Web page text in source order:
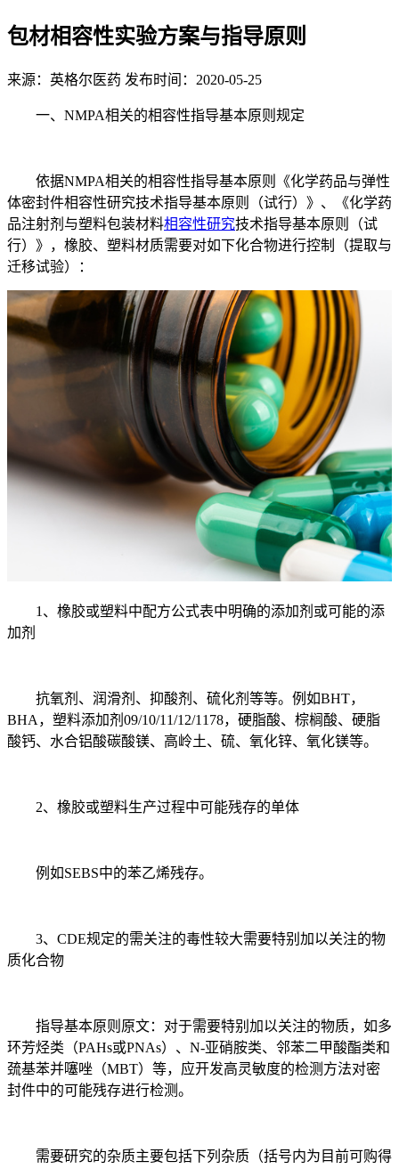
包材相容性实验方案与指导原则
来源：英格尔医药 发布时间：2020-05-25
一、NMPA相关的相容性指导基本原则规定
依据NMPA相关的相容性指导基本原则《化学药品与弹性
体密封件相容性研究技术指导基本原则（试行）》、《化学药
品注射剂与塑料包装材料相容性研究技术指导基本原则（试
行）》，橡胶、塑料材质需要对如下化合物进行控制（提取与
迁移试验）：
1、橡胶或塑料中配方公式表中明确的添加剂或可能的添
加剂
抗氧剂、润滑剂、抑酸剂、硫化剂等等。例如BHT，
BHA，塑料添加剂09/10/11/12/1178，硬脂酸、棕榈酸、硬脂
酸钙、水合铝酸碳酸镁、高岭土、硫、氧化锌、氧化镁等。
2、橡胶或塑料生产过程中可能残存的单体
例如SEBS中的苯乙烯残存。
3、CDE规定的需关注的毒性较大需要特别加以关注的物
质化合物
指导基本原则原文：对于需要特别加以关注的物质，如多
环芳烃类（PAHs或PNAs）、N-亚硝胺类、邻苯二甲酸酯类和
巯基苯并噻唑（MBT）等，应开发高灵敏度的检测方法对密
封件中的可能残存进行检测。
需要研究的杂质主要包括下列杂质（括号内为目前可购得